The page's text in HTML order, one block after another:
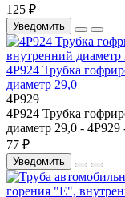
125 ₽
Уведомить
4P924 Трубка
диаметр 29,0
4P929
4P924 Трубка
диаметр 29,0 - 4P929
77 ₽
Уведомить